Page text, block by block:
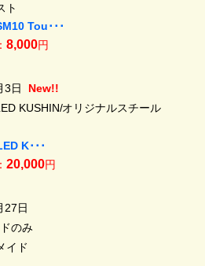
ト
Tou･･･
8,000円
3日
New!!
KUSHIN/オリジナルスチール
K･･･
20,000円
27日
のみ
イド